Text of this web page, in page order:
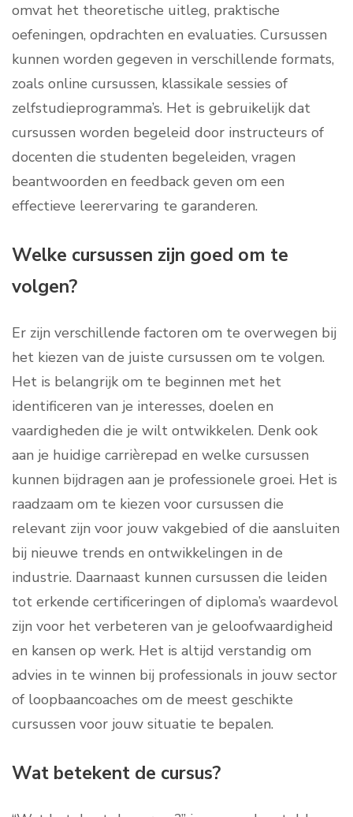
omvat het theoretische uitleg, praktische
oefeningen, opdrachten en evaluaties. Cursussen
kunnen worden gegeven in verschillende formats,
zoals online cursussen, klassikale sessies of
zelfstudieprogramma’s. Het is gebruikelijk dat
cursussen worden begeleid door instructeurs of
docenten die studenten begeleiden, vragen
beantwoorden en feedback geven om een
effectieve leerervaring te garanderen.
Welke cursussen zijn goed om te
volgen?
Er zijn verschillende factoren om te overwegen bij
het kiezen van de juiste cursussen om te volgen.
Het is belangrijk om te beginnen met het
identificeren van je interesses, doelen en
vaardigheden die je wilt ontwikkelen. Denk ook
aan je huidige carrièrepad en welke cursussen
kunnen bijdragen aan je professionele groei. Het is
raadzaam om te kiezen voor cursussen die
relevant zijn voor jouw vakgebied of die aansluiten
bij nieuwe trends en ontwikkelingen in de
industrie. Daarnaast kunnen cursussen die leiden
tot erkende certificeringen of diploma’s waardevol
zijn voor het verbeteren van je geloofwaardigheid
en kansen op werk. Het is altijd verstandig om
advies in te winnen bij professionals in jouw sector
of loopbaancoaches om de meest geschikte
cursussen voor jouw situatie te bepalen.
Wat betekent de cursus?